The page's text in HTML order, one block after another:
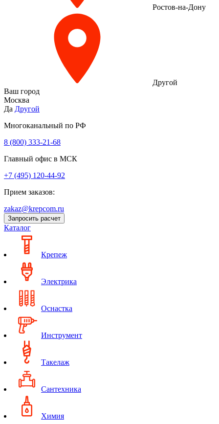
Ростов-на-Дону
Другой
Ваш город
Москва
Да Другой
Многоканальный по РФ
8 (800) 333‑21-68
Главный офис в МСК
+7 (495) 120-44-92
Прием заказов:
zakaz@krepcom.ru
Запросить расчет
Каталог
Крепеж
Электрика
Оснастка
Инструмент
Такелаж
Сантехника
Химия